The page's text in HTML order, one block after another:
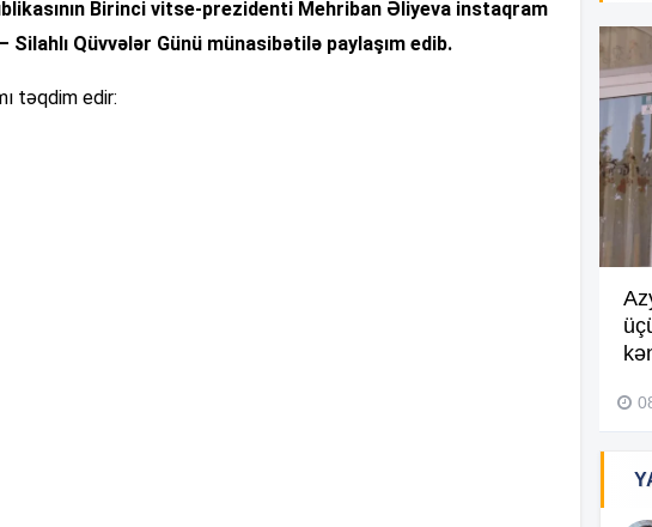
Birinci vitse-prezidenti Mehriban Əliyeva instaqram
Silahlı Qüvvələr Günü münasibətilə paylaşım edib.
təqdim edir: